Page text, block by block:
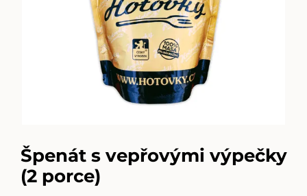
Špenát s vepřovými výpečky
(2 porce)